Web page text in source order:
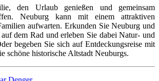
den Urlaub genießen und gemeinsam
Neuburg kann mit einem attraktiven
aufwarten. Erkunden Sie Neuburg und
dem Rad und erleben Sie dabei Natur- und
begeben Sie sich auf Entdeckungsreise mit
schöne historische Altstadt Neuburgs.